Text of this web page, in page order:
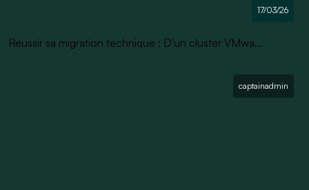
17/03/26
Réussir sa migration technique : D'un cluster VMwa...
captainadmin